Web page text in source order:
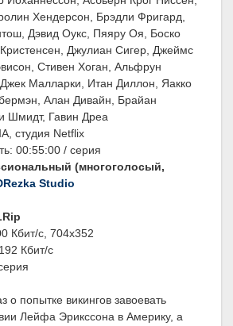
Хендерсон, Брэдли Фригард,
Дэвид Оукс, Пяяру Оя, Боско
Джулиан Сигер, Джеймс
Стивен Хоган, Альфрун
Малларки, Итан Диллон, Яакко
Алан Дивайн, Брайан
Шмидт, Гавин Дреа
студия Netflix
00:55:00 / серия
(многоголосый,
Studio
Кбит/с, 704x352
Кбит/с
о попытке викингов завоевать
Лейфа Эрикссона в Америку, а